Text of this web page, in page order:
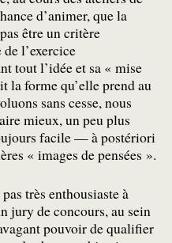
d’animer, que la
être un critère
l’exercice
tout l’idée et sa « mise
la forme qu’elle prend au
sans cesse, nous
mieux, un peu plus
facile — à postériori
« images de pensées ».
très enthousiaste à
jury de concours, au sein
pouvoir de qualifier